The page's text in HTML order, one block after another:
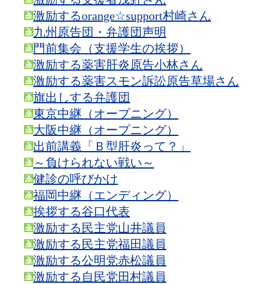
激励するorange☆support村崎さん
九州原告団・弁護団声明
門前集会（支援学生の挨拶）
激励する薬害肝炎原告小林さん
激励する薬害スモン訴訟原告草場さん
旗出しする弁護団
東京中継（オープニング）
大阪中継（オープニング）
出前講義「Ｂ型肝炎って？」
～負けられない戦い～
健診の呼びかけ
福岡中継（エンディング）
挨拶する谷口代表
激励する民主党山井議員
激励する民主党福田議員
激励する公明党赤松議員
激励する自民党田村議員